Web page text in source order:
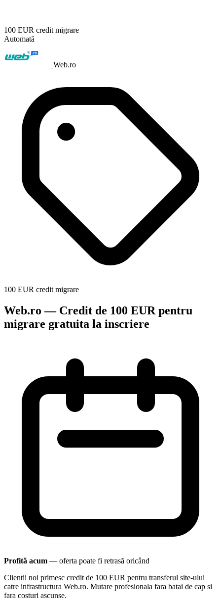
100 EUR credit migrare
Automată
Web.ro
100 EUR credit migrare
Web.ro — Credit de 100 EUR pentru
migrare gratuita la inscriere
Profită acum — oferta poate fi retrasă oricând
Clientii noi primesc credit de 100 EUR pentru transferul site-ului
catre infrastructura Web.ro. Mutare profesionala fara batai de cap si
fara costuri ascunse.